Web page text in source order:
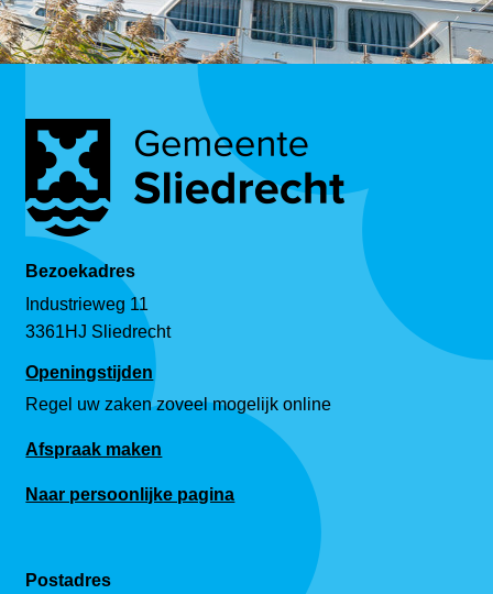
Bezoekadres
Industrieweg 11
3361HJ Sliedrecht
Openingstijden
Regel uw zaken zoveel mogelijk online
Afspraak maken
Naar persoonlijke pagina
Postadres